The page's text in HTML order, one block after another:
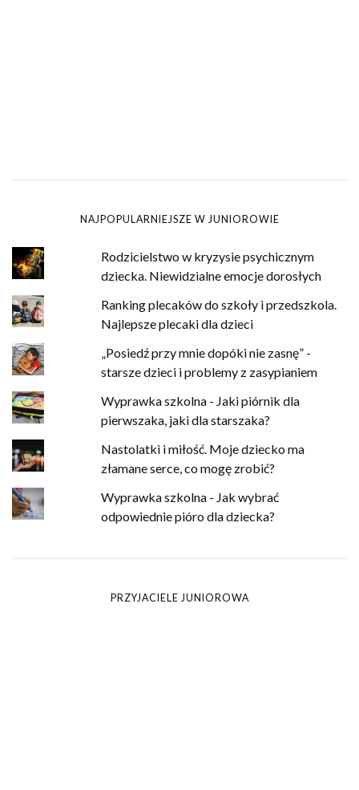
NAJPOPULARNIEJSZE W JUNIOROWIE
Rodzicielstwo w kryzysie psychicznym
dziecka. Niewidzialne emocje dorosłych
Ranking plecaków do szkoły i przedszkola.
Najlepsze plecaki dla dzieci
„Posiedź przy mnie dopóki nie zasnę” -
starsze dzieci i problemy z zasypianiem
Wyprawka szkolna - Jaki piórnik dla
pierwszaka, jaki dla starszaka?
Nastolatki i miłość. Moje dziecko ma
złamane serce, co mogę zrobić?
Wyprawka szkolna - Jak wybrać
odpowiednie pióro dla dziecka?
PRZYJACIELE JUNIOROWA